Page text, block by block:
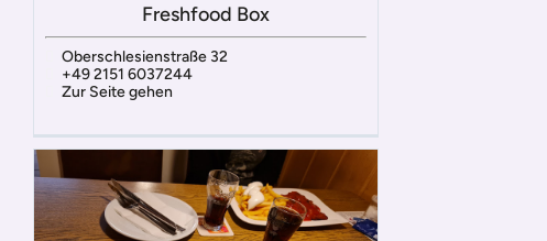
Freshfood Box
Oberschlesienstraße 32
+49 2151 6037244
Zur Seite gehen